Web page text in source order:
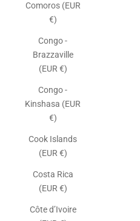
Comoros (EUR
€)
Congo -
Brazzaville
(EUR €)
Congo -
Kinshasa (EUR
€)
Cook Islands
(EUR €)
Costa Rica
(EUR €)
Côte d’Ivoire